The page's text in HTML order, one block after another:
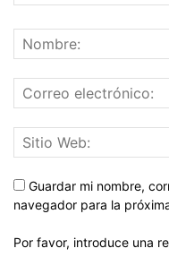
Guardar mi nombre,
navegador para la
Por favor, introduce una